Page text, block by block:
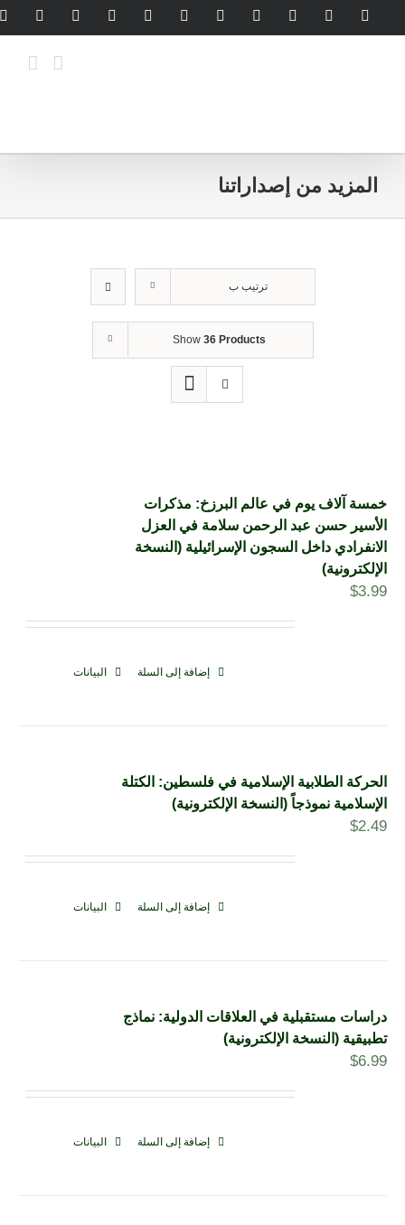
to
Facebook
Instagram
YouTube
Tiktok
Threads
LinkedIn
SoundCloud
WhatsApp
المزيد من إصداراتنا
ترتيب ب
Show 36 Products
خمسة آلاف يوم في عالم البرزخ: مذكرات
الأسير حسن عبد الرحمن سلامة في العزل
الانفرادي داخل السجون الإسرائيلية (النسخة
الإلكترونية)
$3.99
إضافة إلى السلة البيانات
الحركة الطلابية الإسلامية في فلسطين: الكتلة
الإسلامية نموذجاً (النسخة الإلكترونية)
$2.49
إضافة إلى السلة البيانات
دراسات مستقبلية في العلاقات الدولية: نماذج
تطبيقية (النسخة الإلكترونية)
$6.99
إضافة إلى السلة البيانات